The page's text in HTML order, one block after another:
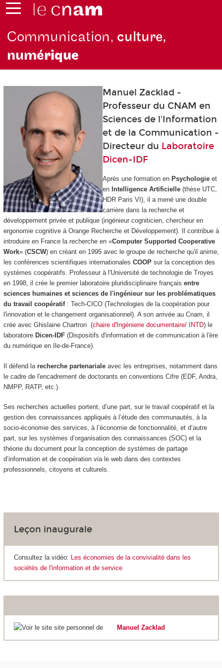
Communication, culture,
numérique
Manuel Zacklad -
Professeur du CNAM en
Sciences de l'Information
et de la Communication -
Directeur du Laboratoire
Dicen-IDF
Après une formation en Psychologie et
en Intelligence Artificielle (thèse UTC,
HDR Paris VI), il a mené une double
carrière dans la recherche et
développement privée et publique (ingénieur cogniticien, chercheur en
ergonomie cognitive à Orange Recherche et Développement). Il contribue à
introduire en France la recherche en «Computer Supported Cooperative
Work» (CSCW) en créant en 1995 avec le groupe de recherche qu'il anime,
les conférences scientifiques internationales COOP sur la conception des
systèmes coopératifs. Professeur à l'Université de technologie de Troyes
en 1998, il crée le premier laboratoire pluridisciplinaire français entre
sciences humaines et sciences de l'ingénieur sur les problématiques
du travail coopératif: Tech-CICO (Technologies de la coopération pour
l'innovation et le changement organisationnel). A son arrivée au Cnam, il
crée avec Ghislaine Chartron (chaire d'Ingénierie documentaire/ INTD) le
laboratoire Dicen-IDF (Dispositifs d'information et de communication à l'ère
du numérique en Ile-de-France).
Il défend la recherche partenarialeavec les entreprises, notamment dans
le cadre de l'encadrement de doctorants en conventions Cifre (EDF, Andra,
NMPP, RATP, etc.).
Ses recherches actuelles portent, d’une part, sur le travail coopératif et la
gestion des connaissances appliqués à l’étude des communautés, à la
socio-économie des services, à l’économie de fonctionnalité, et d’autre
part, sur les systèmes d’organisation des connaissances (SOC) et la
théorie du document pour la conception de systèmes de partage
d’information et de coopération via le web dans des contextes
professionnels, citoyens et culturels.
Leçon inaugurale
Consultez la vidéo: Les économies de la convivialité dans les
sociétés de l'information et de service
site personnel de Manuel Zacklad